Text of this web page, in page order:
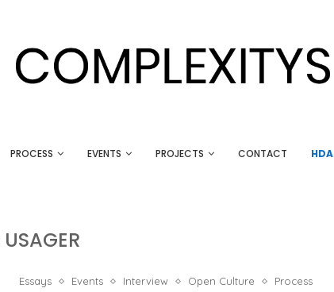
PROCESS EVENTS PROJECTS CONTACT HDA
USAGER
Essays Events Interview Open Culture Process